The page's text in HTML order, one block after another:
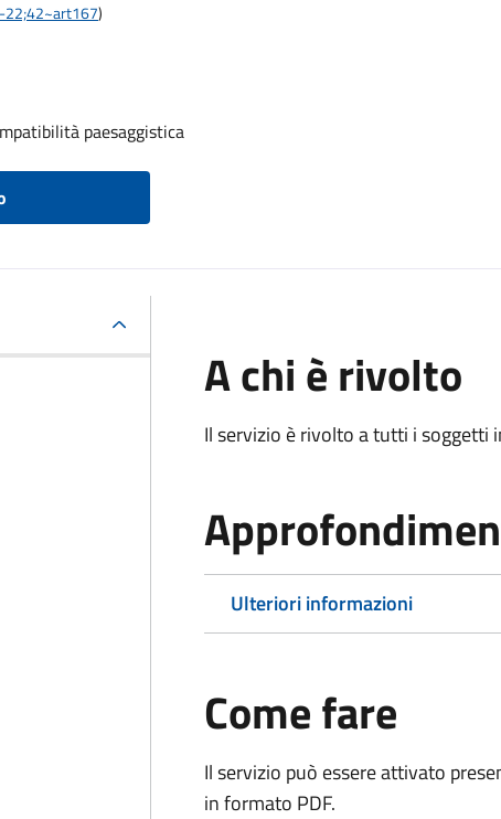
22;42~art167)
paesaggistica
A chi è rivolto
Il servizio è rivolto a tutti i soggetti
Ulteriori informazioni
Come fare
Il servizio può essere attivato
in formato PDF.